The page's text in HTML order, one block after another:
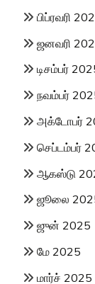
பிப்ரவரி
ஜனவரி
டிசம்பர்
நவம்பர்
அக்டோபர்
செப்டம்பர்
ஆகஸ்டு
ஜூலை
ஜுன் 2025
மே 2025
மார்ச் 2025